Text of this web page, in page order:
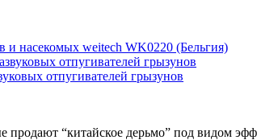
и насекомых weitech WK0220 (Бельгия)
отпугивателей грызунов
“китайское дерьмо” под видом